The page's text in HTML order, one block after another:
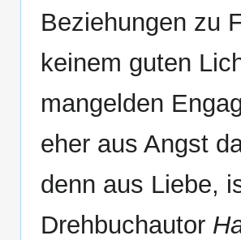
Beziehungen zu
keinem guten
mangelden
eher aus Angst
denn aus Liebe,
Drehbuchautor